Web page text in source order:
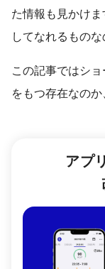
た情報も見かけ
してなれるものな
この記事ではシ
をもつ存在なの
アプ